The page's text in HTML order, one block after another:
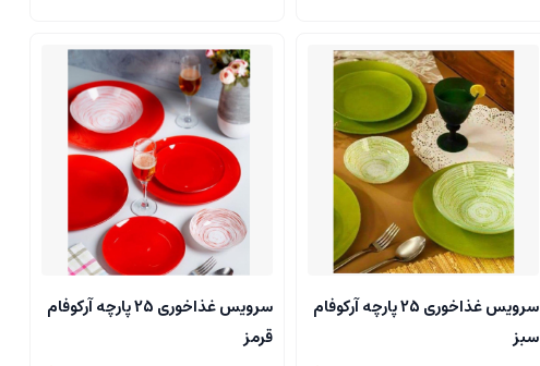
سرویس غذاخوری 25 پارچه آرکوفام
سبز
سرویس غذاخوری 25 پارچه آرکوفام
قرمز